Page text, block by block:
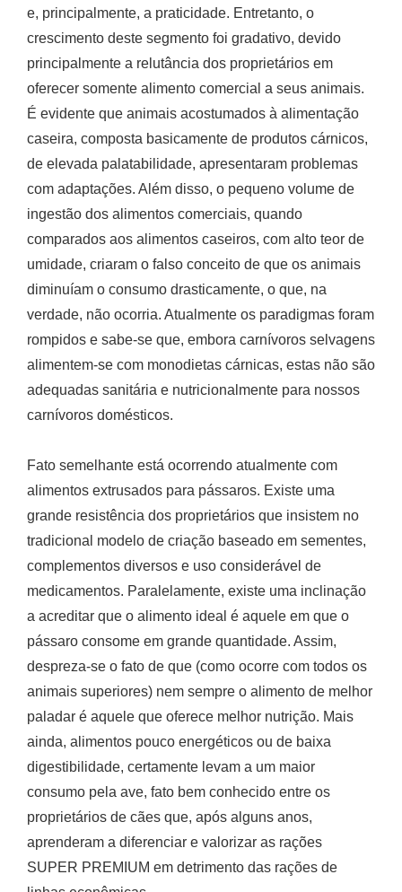
e, principalmente, a praticidade. Entretanto, o
crescimento deste segmento foi gradativo, devido
principalmente a relutância dos proprietários em
oferecer somente alimento comercial a seus animais.
É evidente que animais acostumados à alimentação
caseira, composta basicamente de produtos cárnicos,
de elevada palatabilidade, apresentaram problemas
com adaptações. Além disso, o pequeno volume de
ingestão dos alimentos comerciais, quando
comparados aos alimentos caseiros, com alto teor de
umidade, criaram o falso conceito de que os animais
diminuíam o consumo drasticamente, o que, na
verdade, não ocorria. Atualmente os paradigmas foram
rompidos e sabe-se que, embora carnívoros selvagens
alimentem-se com monodietas cárnicas, estas não são
adequadas sanitária e nutricionalmente para nossos
carnívoros domésticos.
Fato semelhante está ocorrendo atualmente com
alimentos extrusados para pássaros. Existe uma
grande resistência dos proprietários que insistem no
tradicional modelo de criação baseado em sementes,
complementos diversos e uso considerável de
medicamentos. Paralelamente, existe uma inclinação
a acreditar que o alimento ideal é aquele em que o
pássaro consome em grande quantidade. Assim,
despreza-se o fato de que (como ocorre com todos os
animais superiores) nem sempre o alimento de melhor
paladar é aquele que oferece melhor nutrição. Mais
ainda, alimentos pouco energéticos ou de baixa
digestibilidade, certamente levam a um maior
consumo pela ave, fato bem conhecido entre os
proprietários de cães que, após alguns anos,
aprenderam a diferenciar e valorizar as rações
SUPER PREMIUM em detrimento das rações de